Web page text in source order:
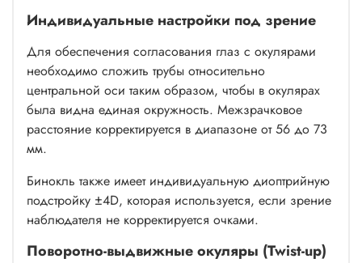
Индивидуальные настройки под зрение
Для обеспечения согласования глаз с окулярами
необходимо сложить трубы относительно
центральной оси таким образом, чтобы в окулярах
была видна единая окружность. Межзрачковое
расстояние корректируется в диапазоне от 56 до 73
мм.
Бинокль также имеет индивидуальную диоптрийную
подстройку ±4D, которая используется, если зрение
наблюдателя не корректируется очками.
Поворотно-выдвижные окуляры (Twist-up)